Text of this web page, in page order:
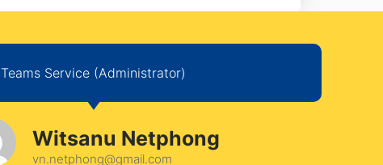
Teams Service (Administrator)
Witsanu Netphong
vn.netphong@gmail.com